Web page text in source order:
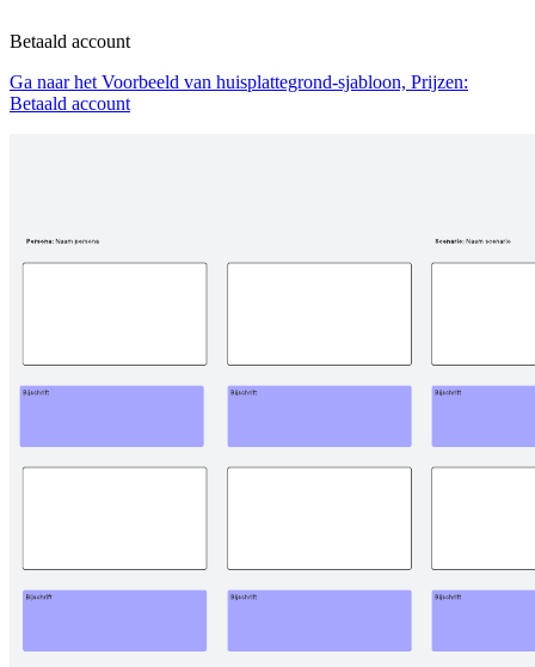
Betaald account
Ga naar het Voorbeeld van huisplattegrond-sjabloon, Prijzen:
Betaald account